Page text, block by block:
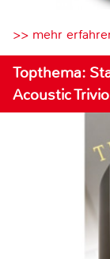
>> mehr
Topthema:
Acoustic